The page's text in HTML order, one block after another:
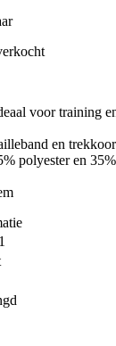
voor training
en
polyester en